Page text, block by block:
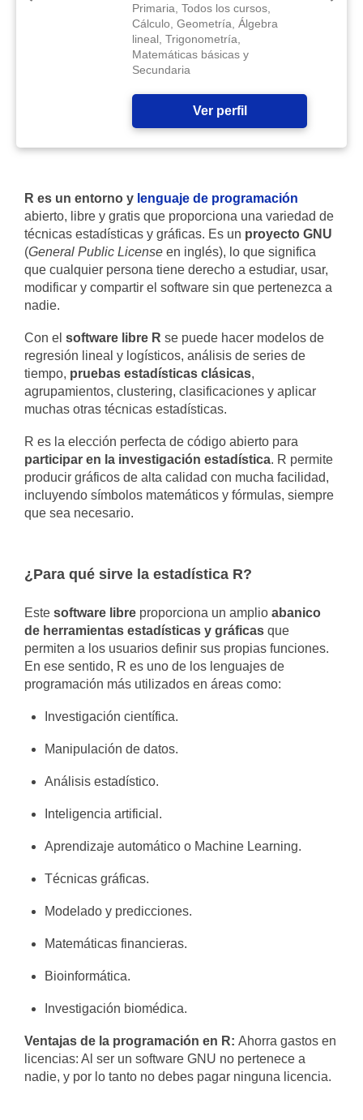
Primaria, Todos los cursos,
Cálculo, Geometría, Álgebra
lineal, Trigonometría,
Matemáticas básicas y
Secundaria
Ver perfil
R es un entorno y lenguaje de programación
abierto, libre y gratis que proporciona una variedad de
técnicas estadísticas y gráficas. Es un proyecto GNU
(General Public License en inglés), lo que significa
que cualquier persona tiene derecho a estudiar, usar,
modificar y compartir el software sin que pertenezca a
nadie.
Con el software libre R se puede hacer modelos de
regresión lineal y logísticos, análisis de series de
tiempo, pruebas estadísticas clásicas,
agrupamientos, clustering, clasificaciones y aplicar
muchas otras técnicas estadísticas.
R es la elección perfecta de código abierto para
participar en la investigación estadística. R permite
producir gráficos de alta calidad con mucha facilidad,
incluyendo símbolos matemáticos y fórmulas, siempre
que sea necesario.
¿Para qué sirve la estadística R?
Este software libre proporciona un amplio abanico
de herramientas estadísticas y gráficas que
permiten a los usuarios definir sus propias funciones.
En ese sentido, R es uno de los lenguajes de
programación más utilizados en áreas como:
Investigación científica.
Manipulación de datos.
Análisis estadístico.
Inteligencia artificial.
Aprendizaje automático o Machine Learning.
Técnicas gráficas.
Modelado y predicciones.
Matemáticas financieras.
Bioinformática.
Investigación biomédica.
Ventajas de la programación en R: Ahorra gastos en
licencias: Al ser un software GNU no pertenece a
nadie, y por lo tanto no debes pagar ninguna licencia.